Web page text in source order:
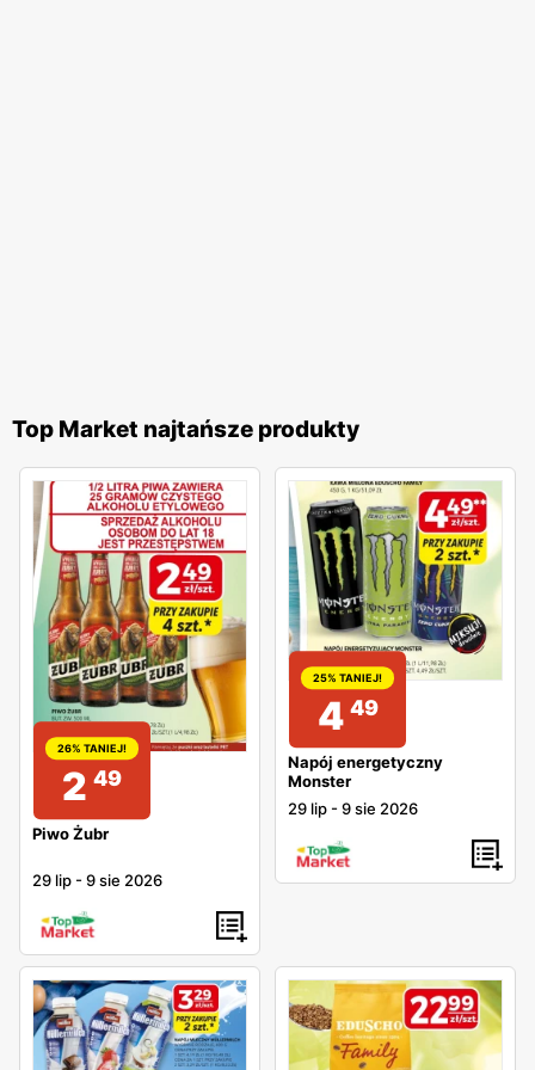
Top Market najtańsze produkty
26% TANIEJ!
2 49
Piwo Żubr
29 lip -9 sie 2026
25% TANIEJ!
4 49
Napój energetyczny
Monster
29 lip -9 sie 2026